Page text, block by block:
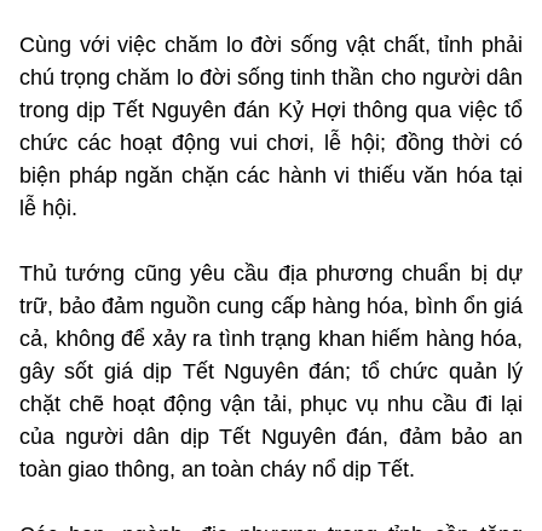
Cùng với việc chăm lo đời sống vật chất, tỉnh phải
chú trọng chăm lo đời sống tinh thần cho người dân
trong dịp Tết Nguyên đán Kỷ Hợi thông qua việc tổ
chức các hoạt động vui chơi, lễ hội; đồng thời có
biện pháp ngăn chặn các hành vi thiếu văn hóa tại
lễ hội.
Thủ tướng cũng yêu cầu địa phương chuẩn bị dự
trữ, bảo đảm nguồn cung cấp hàng hóa, bình ổn giá
cả, không để xảy ra tình trạng khan hiếm hàng hóa,
gây sốt giá dịp Tết Nguyên đán; tổ chức quản lý
chặt chẽ hoạt động vận tải, phục vụ nhu cầu đi lại
của người dân dịp Tết Nguyên đán, đảm bảo an
toàn giao thông, an toàn cháy nổ dịp Tết.